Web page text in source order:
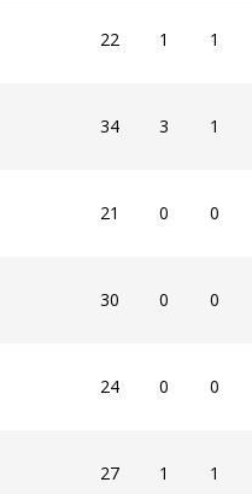
22 1 1
34 3 1
21 0 0
30 0 0
24 0 0
27 1 1